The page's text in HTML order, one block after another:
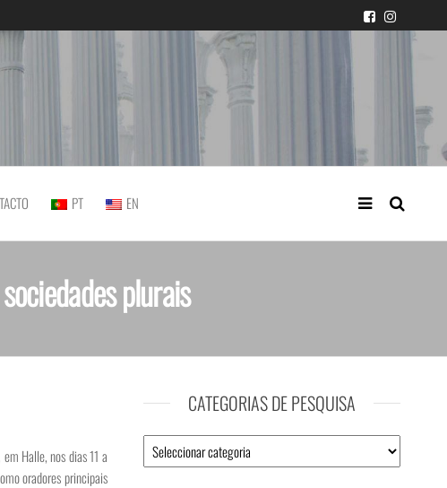
judicial portuguesa
PT EN
plurais
Halle, nos dias 11 a
oradores principais
CATEGORIAS DE PESQUISA